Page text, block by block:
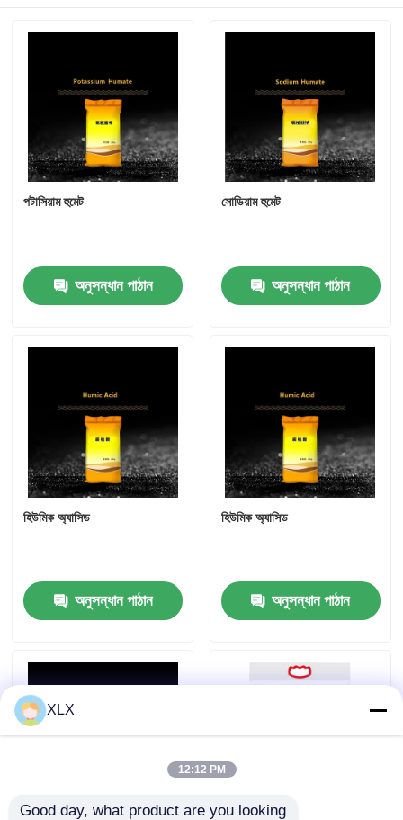
হিউমিক অ্যাসিড
পটাসিয়াম হুমেট
অনুসন্ধান পাঠান
সোডিয়াম হুমেট
অনুসন্ধান পাঠান
হিউমিক অ্যাসিড
অনুসন্ধান পাঠান
হিউমিক অ্যাসিড
অনুসন্ধান পাঠান
XLX
12:12 PM
Good day, what product are you looking